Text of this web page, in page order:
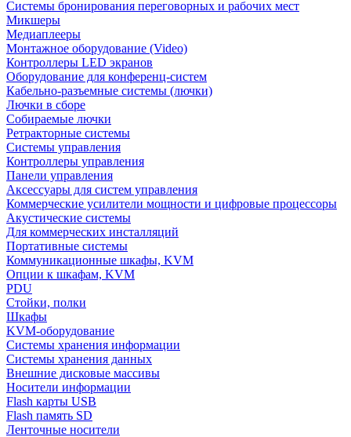
Системы бронирования переговорных и рабочих мест
Микшеры
Медиаплееры
Монтажное оборудование (Video)
Контроллеры LED экранов
Оборудование для конференц-систем
Кабельно-разъемные системы (лючки)
Лючки в сборе
Собираемые лючки
Ретракторные системы
Системы управления
Контроллеры управления
Панели управления
Аксессуары для систем управления
Коммерческие усилители мощности и цифровые процессоры
Акустические системы
Для коммерческих инсталляций
Портативные системы
Коммуникационные шкафы, KVM
Опции к шкафам, KVM
PDU
Стойки, полки
Шкафы
KVM-оборудование
Системы хранения информации
Системы хранения данных
Внешние дисковые массивы
Носители информации
Flash карты USB
Flash память SD
Ленточные носители